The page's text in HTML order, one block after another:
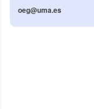
oeg@uma.es